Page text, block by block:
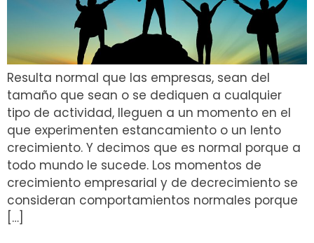
Resulta normal que las empresas, sean del
tamaño que sean o se dediquen a cualquier
tipo de actividad, lleguen a un momento en el
que experimenten estancamiento o un lento
crecimiento. Y decimos que es normal porque a
todo mundo le sucede. Los momentos de
crecimiento empresarial y de decrecimiento se
consideran comportamientos normales porque
[…]